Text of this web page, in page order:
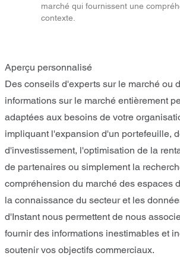
marché qui fournissent une
contexte.
Aperçu personnalisé
Des conseils d'experts sur le marché ou
informations sur le marché entièrement
adaptées aux besoins de votre
impliquant l'expansion d'un portefeuille,
d'investissement, l'optimisation de la
de partenaires ou simplement la
compréhension du marché des espaces
la connaissance du secteur et les
d'Instant nous permettent de nous
fournir des informations inestimables et
soutenir vos objectifs commerciaux.